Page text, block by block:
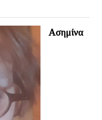
Ασημίνα